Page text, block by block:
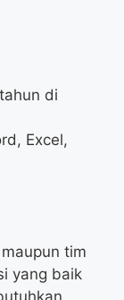
di
Excel,
tim
yang baik